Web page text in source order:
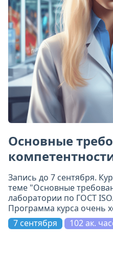
Основные
Запись до 7 сентября.
теме "Основные
лаборатории по ГОСТ
Программа курса очень
включает 11 модулей.
высоком уровне.
7 сентября 102 ак.